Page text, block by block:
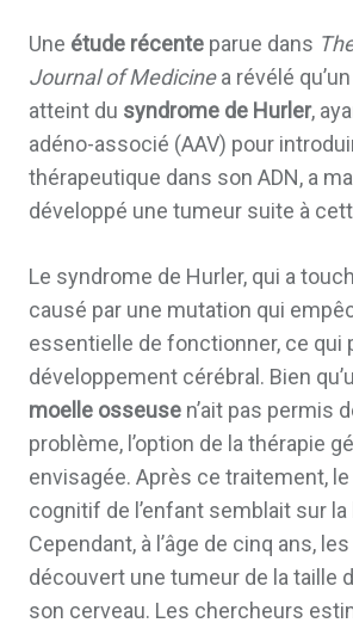
Une étude récente parue dans
Journal of Medicinea révélé
atteint du syndrome de Hurler,
adéno-associé (AAV) pour
thérapeutique dans son ADN, a
développé une tumeur suite à
Le syndrome de Hurler, qui a
causé par une mutation qui
essentielle de fonctionner, ce qui
développement cérébral. Bien
moelle osseuse n’ait pas permis
problème, l’option de la thérapie
envisagée. Après ce traitement,
cognitif de l’enfant semblait sur la
Cependant, à l’âge de cinq ans,
découvert une tumeur de la taille
son cerveau. Les chercheurs